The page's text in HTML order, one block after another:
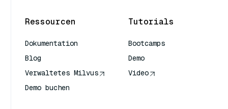
Ressourcen
Dokumentation
Blog
Verwaltetes Milvus
Demo buchen
Tutorials
Bootcamps
Demo
Video